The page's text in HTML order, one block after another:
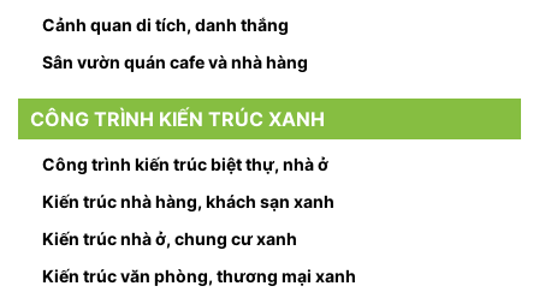
Cảnh quan di tích, danh thắng
Sân vườn quán cafe và nhà hàng
CÔNG TRÌNH KIẾN TRÚC XANH
Công trình kiến trúc biệt thự, nhà ở
Kiến trúc nhà hàng, khách sạn xanh
Kiến trúc nhà ở, chung cư xanh
Kiến trúc văn phòng, thương mại xanh